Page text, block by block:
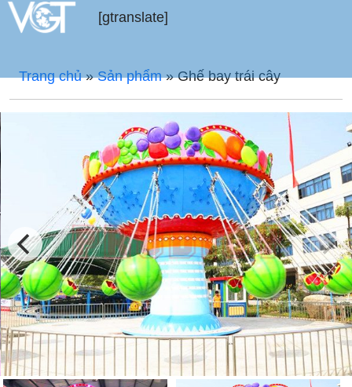
[gtranslate]
Trang chủ»Sản phẩm»Ghế bay trái cây